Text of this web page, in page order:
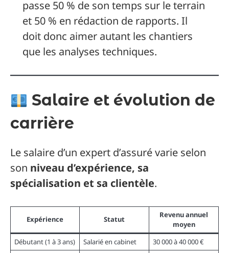
passe 50 % de son temps sur le terrain
et 50 % en rédaction de rapports. Il
doit donc aimer autant les chantiers
que les analyses techniques.
Salaire et évolution de
carrière
Le salaire d’un expert d’assuré varie selon
son niveau d’expérience, sa
spécialisation et sa clientèle.
Expérience Statut
Revenu annuel
moyen
Débutant (1 à 3 ans)
Salarié en cabinet
30 000 à 40 000 €